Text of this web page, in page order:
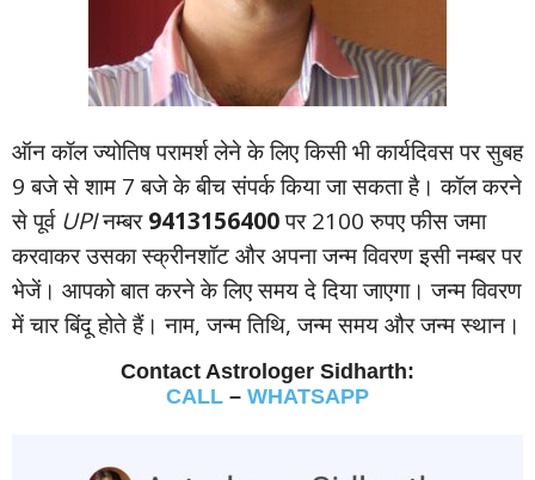
ऑन कॉल ज्‍योतिष परामर्श लेने के लिए किसी भी कार्यदिवस पर सुबह
9 बजे से शाम 7 बजे के बीच संपर्क किया जा सकता है। कॉल करने
से पूर्व UPIनम्‍बर9413156400पर 2100 रुपए फीस जमा
करवाकर उसका स्‍क्रीनशॉट और अपना जन्‍म विवरण इसी नम्‍बर पर
भेजें। आपको बात करने के लिए समय दे दिया जाएगा। जन्‍म विवरण
में चार बिंदू होते हैं। नाम, जन्‍म तिथि, जन्‍म समय और जन्‍म स्‍थान।
Contact Astrologer Sidharth:
CALL – WHATSAPP